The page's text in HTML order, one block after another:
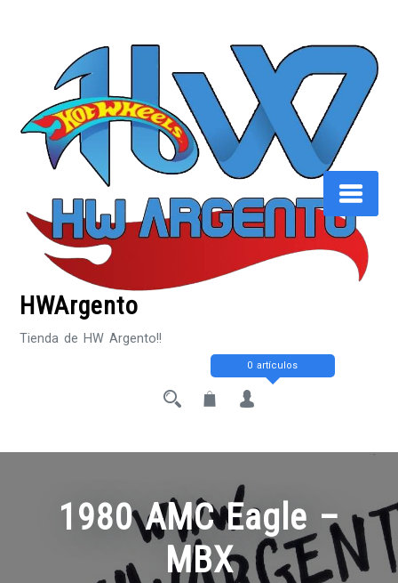
HWArgento
Tienda de HW Argento!!
0 artículos
1980 AMC Eagle –
MBX